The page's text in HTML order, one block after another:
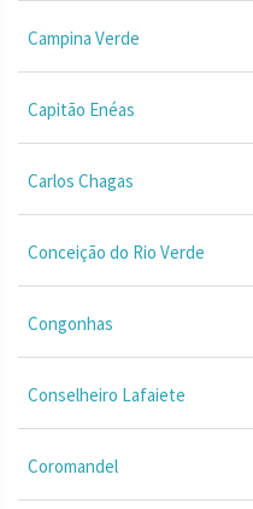
Campina Verde
Capitão Enéas
Carlos Chagas
Conceição do Rio Verde
Congonhas
Conselheiro Lafaiete
Coromandel